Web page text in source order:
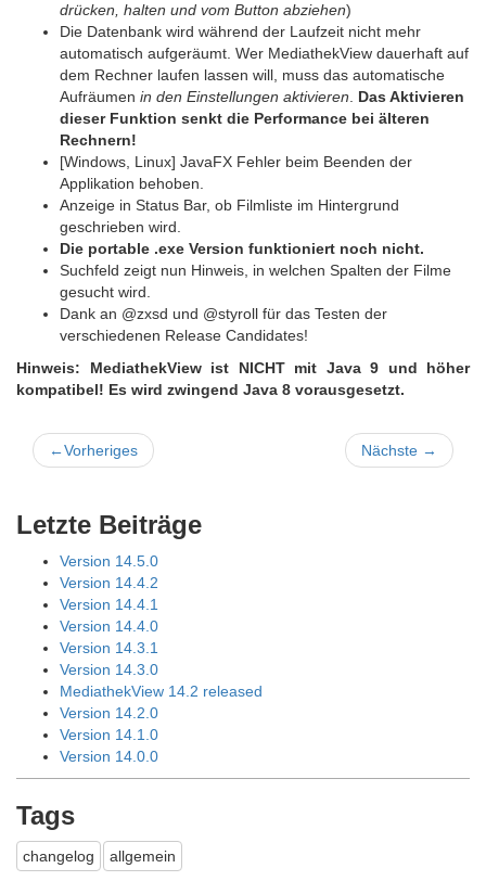
drücken, halten und vom Button abziehen)
Die Datenbank wird während der Laufzeit nicht mehr
automatisch aufgeräumt. Wer MediathekView dauerhaft auf
dem Rechner laufen lassen will, muss das automatische
Aufräumen in den Einstellungen aktivieren
Das Aktivieren
dieser Funktion senkt die Performance bei älteren
Rechnern!
[Windows, Linux] JavaFX Fehler beim Beenden der
Applikation behoben.
Anzeige in Status Bar, ob Filmliste im Hintergrund
geschrieben wird.
Die portable .exe Version funktioniert noch nicht.
Suchfeld zeigt nun Hinweis, in welchen Spalten der Filme
gesucht wird.
Dank an @zxsd und @styroll für das Testen der
verschiedenen Release Candidates!
Hinweis: MediathekView ist NICHT mit Java 9 und höher
kompatibel! Es wird zwingend Java 8 vorausgesetzt.
←Vorheriges Nächste →
Letzte Beiträge
Version 14.5.0
Version 14.4.2
Version 14.4.1
Version 14.4.0
Version 14.3.1
Version 14.3.0
MediathekView 14.2 released
Version 14.2.0
Version 14.1.0
Version 14.0.0
Tags
changelog allgemein